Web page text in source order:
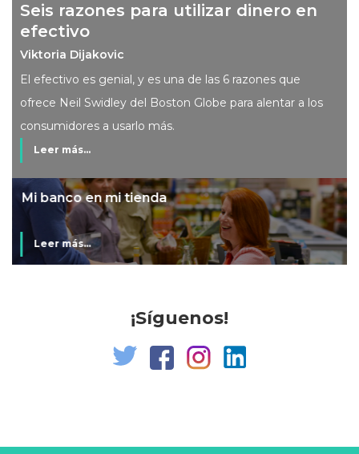
Seis razones para utilizar dinero en
efectivo
Viktoria Dijakovic
El efectivo es genial, y es una de las 6 razones que
ofrece Neil Swidley del Boston Globe para alentar a los
consumidores a usarlo más.
Leer más...
Mi banco en mi tienda
Leer más...
¡Síguenos!